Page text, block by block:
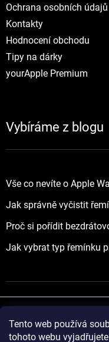
Tento web používá
tohoto webu
Ochrana osobních údajů
Kontakty
Hodnocení obchodu
Tipy na dárky
yourApple Premium
Vybíráme z blogu
Vše co nevíte o Apple
Jak správně vyčistit
Proč si pořídit
Jak vybrat typ řemínku